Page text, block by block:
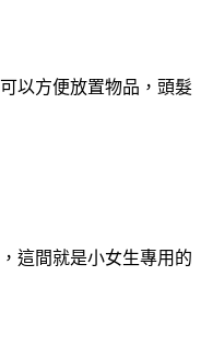
以方便放置物品，頭髮
這間就是小女生專用的